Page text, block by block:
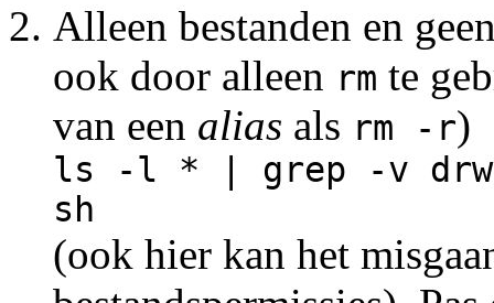
Alleen bestanden en
ook door alleen rm te
van een alias als rm -r)
ls -l * | grep -v
sh
(ook hier kan het